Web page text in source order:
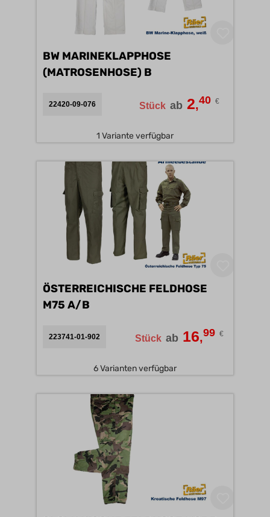
BW MARINEKLAPPHOSE
(MATROSENHOSE) B
22420-09-076 Stück ab 2,40 €
1 Variante verfügbar
ÖSTERREICHISCHE FELDHOSE
M75 A/B
223741-01-902 Stück ab 16,99 €
6 Varianten verfügbar